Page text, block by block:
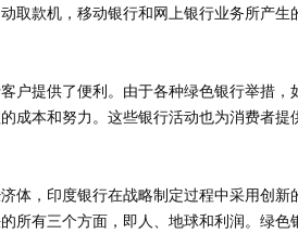
取款机，移动银行和网上银行业务所产
户提供了便利。由于各种绿色银行举措
成本和努力。这些银行活动也为消费者
体，印度银行在战略制定过程中采用创
所有三个方面，即人、地球和利润。绿